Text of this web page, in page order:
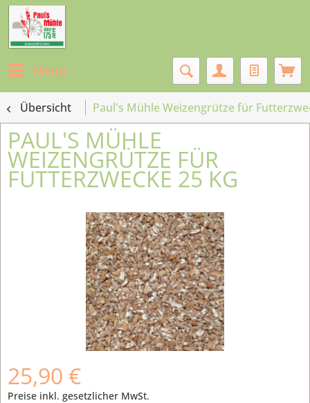
Menü
Übersicht Paul's Mühle Weizengrütze für
PAUL'S MÜHLE
WEIZENGRÜTZE FÜR
FUTTERZWECKE 25 KG
25,90 €
Preise inkl. gesetzlicher MwSt.